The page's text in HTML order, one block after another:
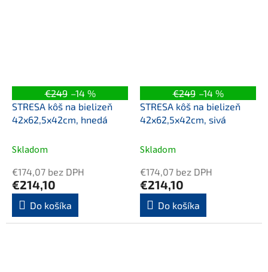
€249 –14 %
STRESA kôš na bielizeň
42x62,5x42cm, hnedá
Skladom
€174,07 bez DPH
€214,10
Do košíka
€249 –14 %
STRESA kôš na bielizeň
42x62,5x42cm, sivá
Skladom
€174,07 bez DPH
€214,10
Do košíka